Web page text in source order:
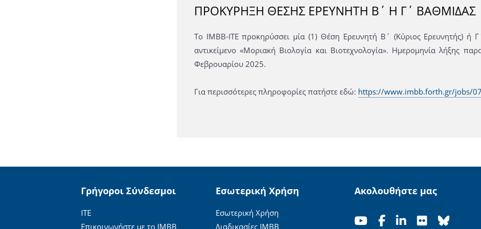
ΠΡΟΚΥΡΗΞΗ ΘΕΣΗΣ ΕΡΕΥΝΗΤΗ Β΄ Η Γ΄ ΒΑΘΜΙΔΑΣ
To ΙΜΒΒ-ΙΤΕ προκηρύσσει μία (1) Θέση Ερευνητή Β΄ (Κύριος Ερευνητής) ή
αντικείμενο «Μοριακή Βιολογία και Βιοτεχνολογία». Ημερομηνία λήξης
Φεβρουαρίου 2025.
Για περισσότερες πληροφορίες πατήστε εδώ: https://www.imbb.forth.gr/jobs/
Γρήγοροι Σύνδεσμοι
ΙΤΕ
Επικοινωνήστε με το ΙΜΒΒ
Εσωτερική Χρήση
Εσωτερική Χρήση
Διαδικασίες ΙΜΒΒ
Ακολουθήστε μας